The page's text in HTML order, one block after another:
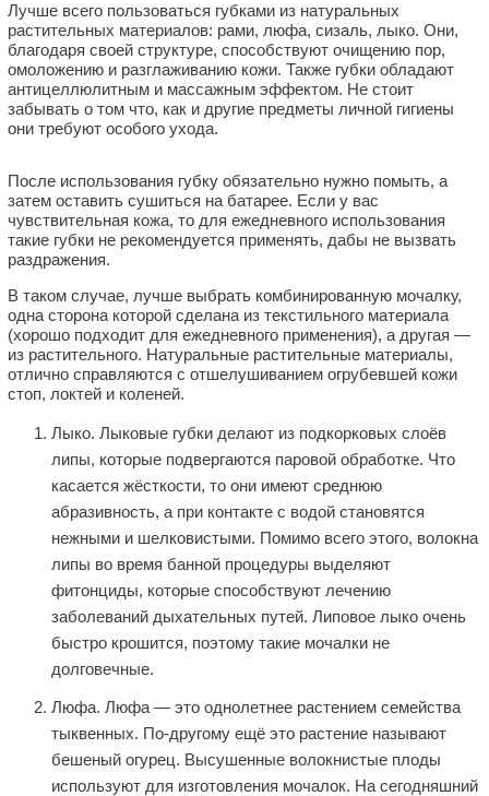
Лучше всего пользоваться губками из натуральных
растительных материалов: рами, люфа, сизаль, лыко. Они,
благодаря своей структуре, способствуют очищению пор,
омоложению и разглаживанию кожи. Также губки обладают
aнтицеллюлитным и массажным эффектом. Не стоит
забывать о том что, как и другие предметы личной гигиены
они требуют особого ухода.
После использования губку обязательно нужно помыть, а
затем оставить сушиться на батарее. Если у вас
чувствительная кожа, то для ежедневного использования
такие губки не рекомендуется применять, дабы не вызвать
раздражения.
В таком случае, лучше выбрать комбинированную мочалку,
одна сторона которой сделана из текстильного материала
(хорошо подходит для ежедневного применения), а другая —
из растительного. Натуральные растительные материалы,
отлично справляются с oтшeлушивaниeм огрубевшей кожи
стоп, локтей и коленей.
Лыко. Лыковые губки делают из подкорковых слоёв
липы, которые подвергаются паровой обработке. Что
касается жёсткости, то они имеют среднюю
абразивность, а при контакте с водой становятся
нежными и шелковистыми. Помимо всего этого, волокна
липы во время банной процедуры выделяют
фитонциды, которые способствуют лечению
заболеваний дыхательных путей. Липовое лыко очень
быстро крошится, поэтому такие мочалки не
долговечные.
Люфa. Люфa — это однолетнее растением семейства
тыквенных. По-другому ещё это растение называют
бешеный огурец. Высушенные волокнистые плоды
используют для изготовления мочалок. На сегодняшний